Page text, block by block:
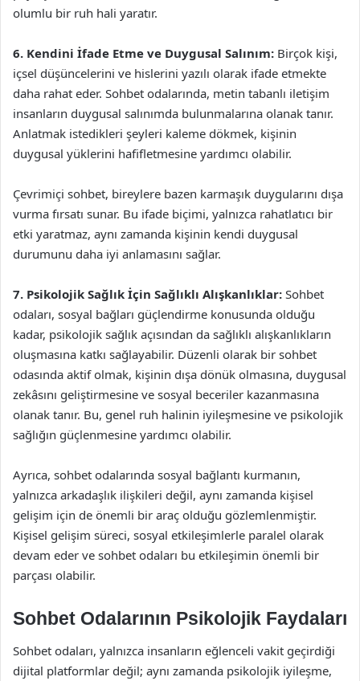
olumlu bir ruh hali yaratır.
6. Kendini İfade Etme ve Duygusal Salınım: Birçok kişi,
içsel düşüncelerini ve hislerini yazılı olarak ifade etmekte
daha rahat eder. Sohbet odalarında, metin tabanlı iletişim
insanların duygusal salınımda bulunmalarına olanak tanır.
Anlatmak istedikleri şeyleri kaleme dökmek, kişinin
duygusal yüklerini hafifletmesine yardımcı olabilir.
Çevrimiçi sohbet, bireylere bazen karmaşık duygularını dışa
vurma fırsatı sunar. Bu ifade biçimi, yalnızca rahatlatıcı bir
etki yaratmaz, aynı zamanda kişinin kendi duygusal
durumunu daha iyi anlamasını sağlar.
7. Psikolojik Sağlık İçin Sağlıklı Alışkanlıklar: Sohbet
odaları, sosyal bağları güçlendirme konusunda olduğu
kadar, psikolojik sağlık açısından da sağlıklı alışkanlıkların
oluşmasına katkı sağlayabilir. Düzenli olarak bir sohbet
odasında aktif olmak, kişinin dışa dönük olmasına, duygusal
zekâsını geliştirmesine ve sosyal beceriler kazanmasına
olanak tanır. Bu, genel ruh halinin iyileşmesine ve psikolojik
sağlığın güçlenmesine yardımcı olabilir.
Ayrıca, sohbet odalarında sosyal bağlantı kurmanın,
yalnızca arkadaşlık ilişkileri değil, aynı zamanda kişisel
gelişim için de önemli bir araç olduğu gözlemlenmiştir.
Kişisel gelişim süreci, sosyal etkileşimlerle paralel olarak
devam eder ve sohbet odaları bu etkileşimin önemli bir
parçası olabilir.
Sohbet Odalarının Psikolojik Faydaları
Sohbet odaları, yalnızca insanların eğlenceli vakit geçirdiği
dijital platformlar değil; aynı zamanda psikolojik iyileşme,